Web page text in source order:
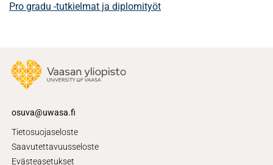
Pro gradu -tutkielmat ja diplomityöt
osuva@uwasa.fi
Tietosuojaseloste
Saavutettavuusseloste
Evästeasetukset